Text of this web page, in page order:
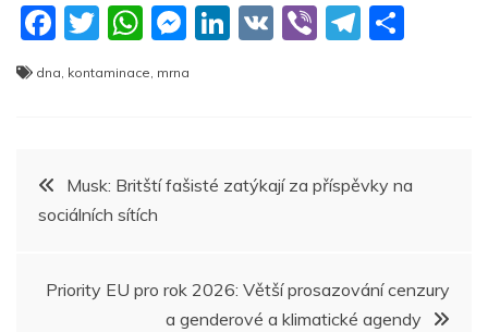
F
a
c
o
o
T
w
W
at
p
p
M
g
Li
n
V
Vi T
m
dna, kontaminace, mrna
Navigace
pro
příspěvek
Musk: Britští fašisté zatýkají za příspěvky na
sociálních sítích
Priority EU pro rok 2026: Větší prosazování cenzury
a genderové a klimatické agendy